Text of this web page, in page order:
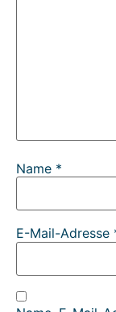
Name *
E-Mail-Adresse